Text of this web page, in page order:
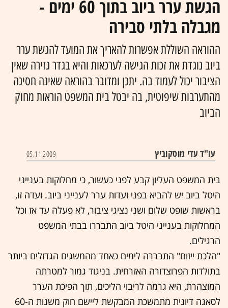
הגשת ערר ביוב בתוך 60 ימים -
מגבלה בלתי סבירה
ההוראה השוללת אפשרות להאריך את המועד להגשת ערר
ביוב נוגדת את זכות הגישה לערכאות והיא בגדר גזירה שאין
הציבור יכול לעמוד בה. יתכן ומדובר בהוראה שאינה חסינה
מהתערבות שיפוטית, בה יבטל בית המשפט הוראות מחוק
הביוב
עו"ד עדי מוסקוביץ 05.11.2009
בית המשפט העליון קבע לפני כעשור, כי מחלוקות בענייני
היטל ביוב יש להביא בפני ועדות ערר לענייני ביוב. ועדה זו,
בראשות שופט שלום ושני נציגי ציבור, לא פעלה עד אז וכל
המחלוקות בענייני היטל ביוב התבררו בבתי המשפט
הרגילים.
"הלכת ייזום" התבררה לימים כאחד מהמשגים הגדולים ביותר
בתולדות הפרוצדורה האזרחית. בניגוד גמור למטרתה
המוצהרת, היא גרמה לריבוי הליכים, תוך הפיכת הערר
לסאגה דיונית מתמשכת המבקשת ליישם חוק משנות ה-60